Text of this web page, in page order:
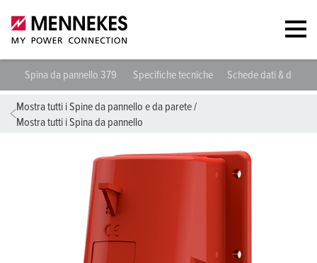
Spina da pannello 379 Specifiche tecniche Schede dati &
Mostra tutti i Spine da pannello e da parete/
Mostra tutti i Spina da pannello